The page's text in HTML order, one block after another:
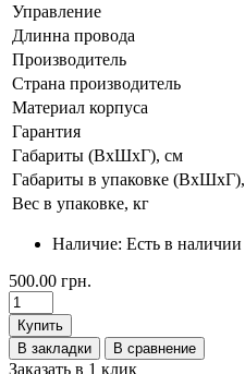
Управление
Длинна провода
Производитель
Страна производитель
Материал корпуса
Гарантия
Габариты (ВхШхГ), см
Габариты в упаковке
Вес в упаковке, кг
Наличие: Есть в наличии
500.00 грн.
Купить
В закладки
В сравнение
Заказать в 1 клик